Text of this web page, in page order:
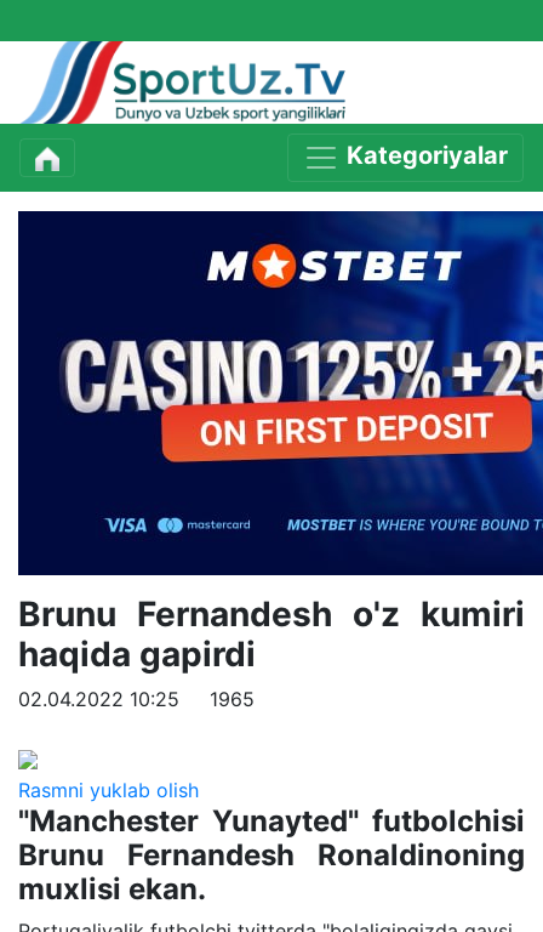
Kategoriyalar
Brunu Fernandesh o'z kumiri
haqida gapirdi
02.04.2022 10:25 1965
Rasmni yuklab olish
"Manchester Yunayted" futbolchisi
Brunu Fernandesh Ronaldinoning
muxlisi ekan.